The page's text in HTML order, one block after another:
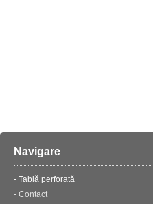
Navigare
Tablă perforată
Contact